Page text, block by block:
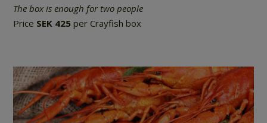
The box is enough for two people
Price SEK 425 per Crayfish box